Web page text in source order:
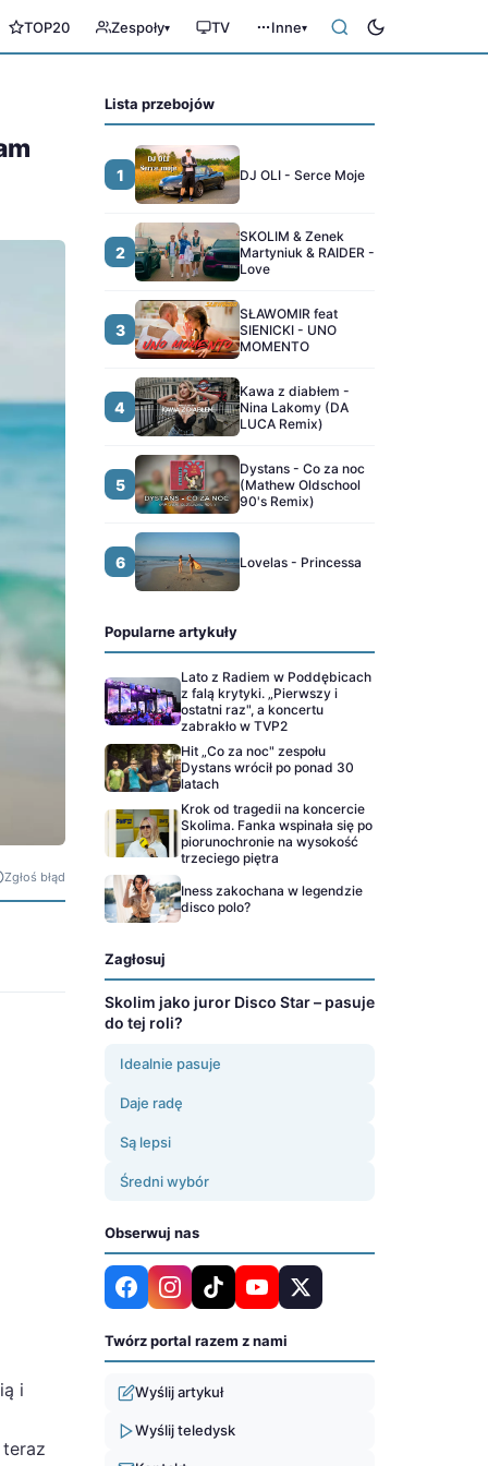
TOP20 Zespoły▾ TV Inne▾
Zgłoś błąd
i
Lista przebojów
1 DJ OLI - Serce Moje
2
SKOLIM & Zenek
Martyniuk & RAIDER -
Love
3
SŁAWOMIR feat
SIENICKI - UNO
MOMENTO
4
Kawa z diabłem -
Nina Lakomy (DA
LUCA Remix)
5
Dystans - Co za noc
(Mathew Oldschool
90's Remix)
6 Lovelas - Princessa
Popularne artykuły
Lato z Radiem w Poddębicach
z falą krytyki. „Pierwszy i
ostatni raz", a koncertu
zabrakło w TVP2
Hit „Co za noc" zespołu
Dystans wrócił po ponad 30
latach
Krok od tragedii na koncercie
Skolima. Fanka wspinała się po
piorunochronie na wysokość
trzeciego piętra
Iness zakochana w legendzie
disco polo?
Zagłosuj
Skolim jako juror Disco Star – pasuje
do tej roli?
Idealnie pasuje
Daje radę
Są lepsi
Średni wybór
Obserwuj nas
Twórz portal razem z nami
Wyślij artykuł
Wyślij teledysk